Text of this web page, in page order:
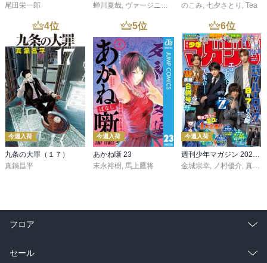
尾田栄一郎
蝉川夏哉 ヴァージニア二等兵 ,転
のこみ 七夕さとり Tea
4位
今週入荷
九条の大罪（１７）
真鍋昌平
5位
今週入荷
あかね噺 23
末永裕樹, 馬上鷹将
6位
今週入荷
週刊少年マガジン 2026年36・37号[2026年8月5日発売]
金城宗幸, ノ村優介, 真島ヒロ
フロア
総合
セール